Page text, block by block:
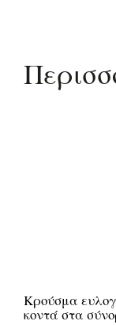
Kρούσμα
κοντά στα